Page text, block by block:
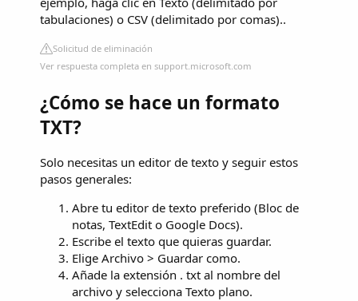
tabulaciones) o CSV (delimitado por comas)..
Solicitud de eliminación
Ver respuesta completa en support.microsoft.com
¿Cómo se hace un formato
TXT?
Solo necesitas un editor de texto y seguir estos
pasos generales:
Abre tu editor de texto preferido (Bloc de
notas, TextEdit o Google Docs).
Escribe el texto que quieras guardar.
Elige Archivo > Guardar como.
Añade la extensión . txt al nombre del
archivo y selecciona Texto plano.